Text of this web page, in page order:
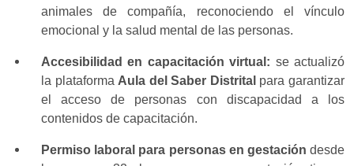
animales de compañía, reconociendo el vínculo
emocional y la salud mental de las personas.
Accesibilidad en capacitación virtual: se actualizó
la plataforma Aula del Saber Distrital para garantizar
el acceso de personas con discapacidad a los
contenidos de capacitación.
Permiso laboral para personas en gestación desde